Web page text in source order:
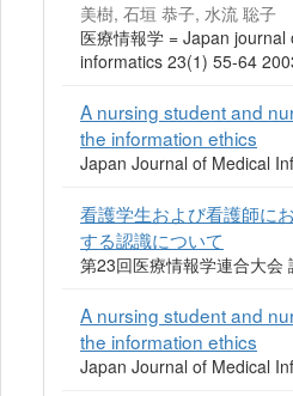
美樹, 石垣 恭子, 水流 聡子
医療情報学 = Japan journal
informatics 23(1) 55-64
A nursing student and
the information ethics
Japan Journal of Medical
看護学生および看護師に
する認識について
第23回医療情報学連合大会
A nursing student and
the information ethics
Japan Journal of Medical